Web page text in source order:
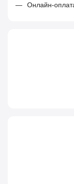
Онлайн-